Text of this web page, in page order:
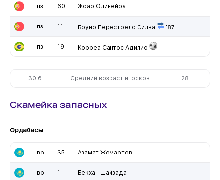
пз 60 Жоао Оливейра
пз 11 Бруно Перестрело Силва '87
пз 19 Корреа Сантос Адилио
30.6 Средний возраст игроков 28
Скамейка запасных
Ордабасы
вр 35 Азамат Жомартов
вр 1 Бекхан Шайзада